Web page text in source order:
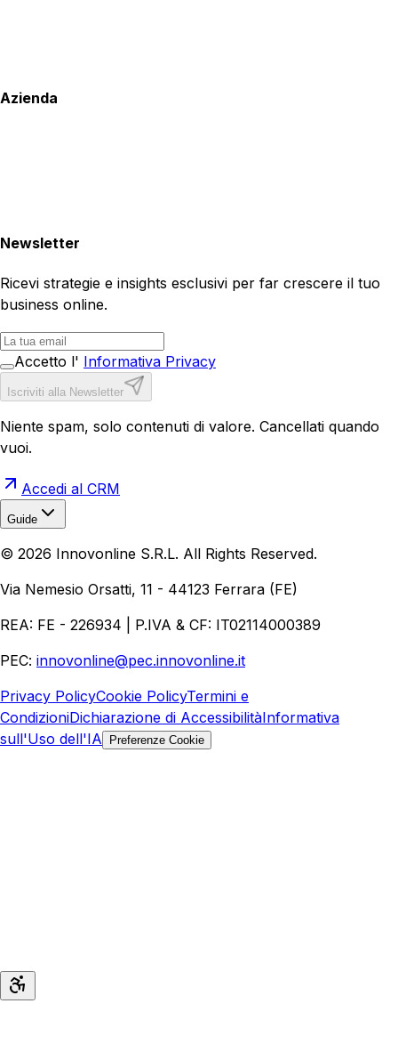
Azienda
Newsletter
Ricevi strategie e insights esclusivi per far crescere il tuo
business online.
Accetto l' Informativa Privacy
Iscriviti alla Newsletter
Niente spam, solo contenuti di valore. Cancellati quando
vuoi.
Accedi al CRM
Guide
Aziende Quanto Costa un Sito WebCome Fare
EcommerceMarketing Digitale
© 2026 Innovonline S.R.L. All Rights Reserved.
Via Nemesio Orsatti, 11 - 44123 Ferrara (FE)
REA: FE - 226934 | P.IVA & CF: IT02114000389
PEC: innovonline@pec.innovonline.it
Privacy PolicyCookie PolicyTermini e
CondizioniDichiarazione di AccessibilitàInformativa
sull'Uso dell'IA
Preferenze Cookie